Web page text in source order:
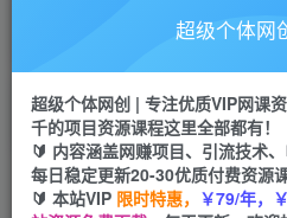
会员专属推广链接
挂机
项目
脚本卡密
首页 创业课程 会员免费 正文
超级个体网
超级个体网创 | 专注优质VIP网课
千的项目资源课程这里全部都有！
🔰 内容涵盖网赚项目、引流技术
每日稳定更新20-30优质付费资源课
🔰 本站VIP 限时特惠， ￥79/年，